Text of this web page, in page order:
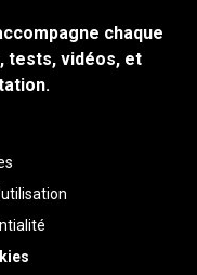
chaque
tests, vidéos, et